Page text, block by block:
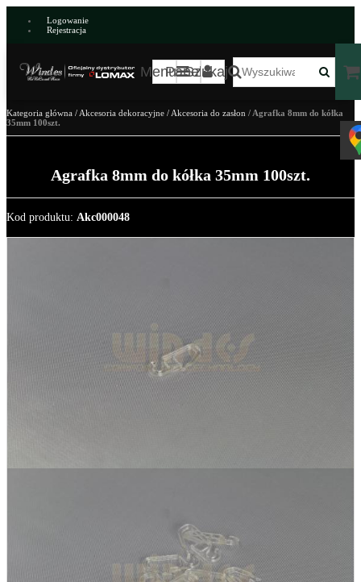
Logowanie
Rejestracja
MenuPanelSzukaj
Kategoria główna / Akcesoria dekoracyjne / Akcesoria do zasłon / Agrafka 8mm do kółka
35mm 100szt.
Agrafka 8mm do kółka 35mm 100szt.
Kod produktu: Akc000048